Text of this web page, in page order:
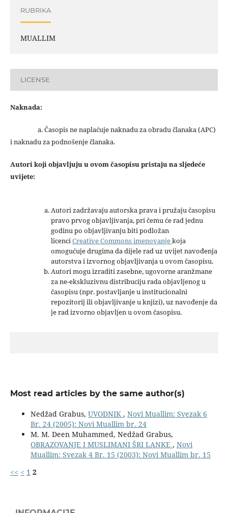
RUBRIKA
MUALLIM
LICENSE
Naknada:
a. Časopis ne naplaćuje naknadu za obradu članaka (APC)
i naknadu za podnošenje članaka.
Autori koji objavljuju u ovom časopisu pristaju na sljedeće
uvijete:
Autori zadržavaju autorska prava i pružaju časopisu
pravo prvog objavljivanja, pri čemu će rad jednu
godinu po objavljivanju biti podložan
licenciCreative Commons imenovanjekoja
omogućuje drugima da dijele rad uz uvijet navođenja
autorstva i izvornog objavljivanja u ovom časopisu.
Autori mogu izraditi zasebne, ugovorne aranžmane
za ne-ekskluzivnu distribuciju rada objavljenog u
časopisu (npr. postavljanje u institucionalni
repozitorij ili objavljivanje u knjizi), uz navođenje da
je rad izvorno objavljen u ovom časopisu.
Most read articles by the same author(s)
Nedžad Grabus, UVODNIK , Novi Muallim: Svezak 6
Br. 24 (2005): Novi Muallim br. 24
M. M. Deen Muhammed, Nedžad Grabus,
OBRAZOVANJE I MUSLIMANI ŠRI LANKE , Novi
Muallim: Svezak 4 Br. 15 (2003): Novi Muallim br. 15
<< < 1 2